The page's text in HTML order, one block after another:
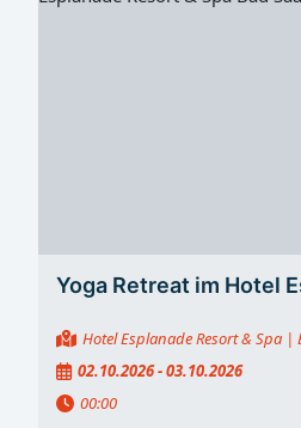
Yoga Retreat im Hotel
Hotel Esplanade Resort & Spa |
02.10.2026 - 03.10.2026
00:00